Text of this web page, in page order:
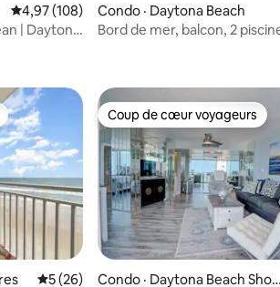
Note moyenne de 4,97 sur 5, 108
4,97 (108)
| Daytona
Condo · Daytona Beach
Bord de mer, balcon, 2
les plus aimés
Note moyenne de 5 sur 5, 26
5 (26)
Coup de cœur voyageurs
Coup de cœur voyageurs
Condo · Daytona Beach Shor